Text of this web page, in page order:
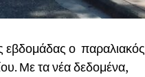
εβδομάδας ο παραλιακός
Με τα νέα δεδομένα,